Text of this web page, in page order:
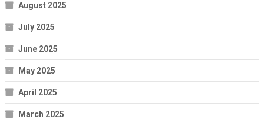
August 2025
July 2025
June 2025
May 2025
April 2025
March 2025